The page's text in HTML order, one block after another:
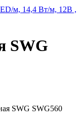
м, 14,4 Вт/м, 12В ,
SWG
SWG SWG560